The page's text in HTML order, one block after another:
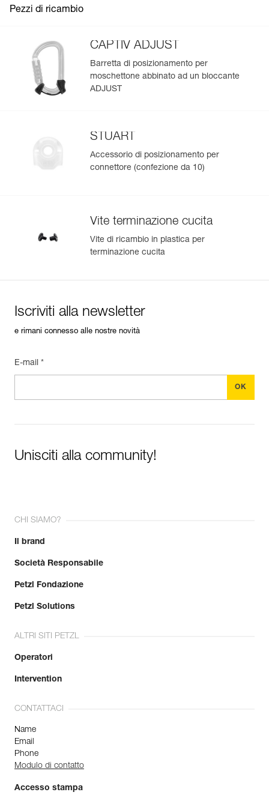
Pezzi di ricambio
CAPTIV ADJUST
Barretta di posizionamento per
moschettone abbinato ad un bloccante
ADJUST
STUART
Accessorio di posizionamento per
connettore (confezione da 10)
Vite terminazione cucita
Vite di ricambio in plastica per
terminazione cucita
Iscriviti alla newsletter
e rimani connesso alle nostre novità
E-mail *
Unisciti alla community!
CHI SIAMO?
Il brand
Società Responsabile
Petzl Fondazione
Petzl Solutions
ALTRI SITI PETZL
Operatori
Intervention
CONTATTACI
Name
Email
Phone
Modulo di contatto
Accesso stampa